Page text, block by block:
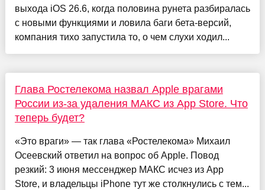
выхода iOS 26.6, когда половина рунета разбиралась
с новыми функциями и ловила баги бета-версий,
компания тихо запустила то, о чем слухи ходил...
Глава Ростелекома назвал Apple врагами
России из-за удаления МАКС из App Store. Что
теперь будет?
«Это враги» — так глава «Ростелекома» Михаил
Осеевский ответил на вопрос об Apple. Повод
резкий: 3 июня мессенджер МАКС исчез из App
Store, и владельцы iPhone тут же столкнулись с тем...